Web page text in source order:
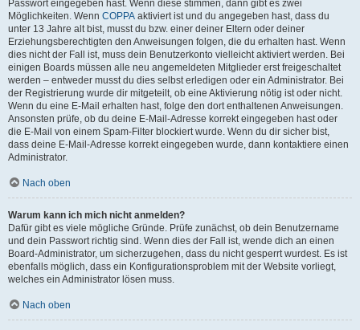
Passwort eingegeben hast. Wenn diese stimmen, dann gibt es zwei
Möglichkeiten. Wenn COPPA aktiviert ist und du angegeben hast, dass du
unter 13 Jahre alt bist, musst du bzw. einer deiner Eltern oder deiner
Erziehungsberechtigten den Anweisungen folgen, die du erhalten hast. Wenn
dies nicht der Fall ist, muss dein Benutzerkonto vielleicht aktiviert werden. Bei
einigen Boards müssen alle neu angemeldeten Mitglieder erst freigeschaltet
werden – entweder musst du dies selbst erledigen oder ein Administrator. Bei
der Registrierung wurde dir mitgeteilt, ob eine Aktivierung nötig ist oder nicht.
Wenn du eine E-Mail erhalten hast, folge den dort enthaltenen Anweisungen.
Ansonsten prüfe, ob du deine E-Mail-Adresse korrekt eingegeben hast oder
die E-Mail von einem Spam-Filter blockiert wurde. Wenn du dir sicher bist,
dass deine E-Mail-Adresse korrekt eingegeben wurde, dann kontaktiere einen
Administrator.
Nach oben
Warum kann ich mich nicht anmelden?
Dafür gibt es viele mögliche Gründe. Prüfe zunächst, ob dein Benutzername
und dein Passwort richtig sind. Wenn dies der Fall ist, wende dich an einen
Board-Administrator, um sicherzugehen, dass du nicht gesperrt wurdest. Es ist
ebenfalls möglich, dass ein Konfigurationsproblem mit der Website vorliegt,
welches ein Administrator lösen muss.
Nach oben